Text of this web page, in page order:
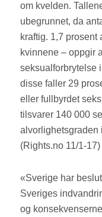
om kvelden.
ubegrunnet, da
kraftig. 1,7 prosent
kvinnene – oppgir
seksualforbrytelse
disse faller 29
eller fullbyrdet
tilsvarer 140 000
alvorlighetsgraden
(Rights.no 11/1-17)
«Sverige har
Sveriges
og